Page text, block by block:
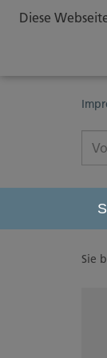
Diese
Sie